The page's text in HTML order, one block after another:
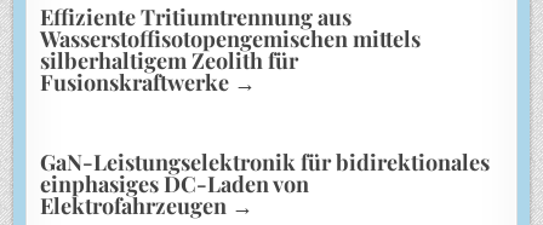
Effiziente Tritiumtrennung aus
Wasserstoffisotopengemischen mittels
silberhaltigem Zeolith für
Fusionskraftwerke →
GaN-Leistungselektronik für bidirektionales
einphasiges DC-Laden von
Elektrofahrzeugen →